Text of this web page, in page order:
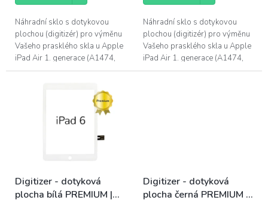
hvězdiček.
Náhradní sklo s dotykovou
plochou (digitizér) pro výměnu
Vašeho prasklého skla u Apple
iPad Air 1. generace (A1474,
A1475), či Apple iPadu 5.
hvězdiček.
Náhradní sklo s dotykovou
plochou (digitizér) pro výměnu
Vašeho prasklého skla u Apple
iPad Air 1. generace (A1474,
A1475), či Apple iPadu 5.
Digitizer - dotyková
plocha bílá PREMIUM |
Digitizer - dotyková
plocha černá PREMIUM |